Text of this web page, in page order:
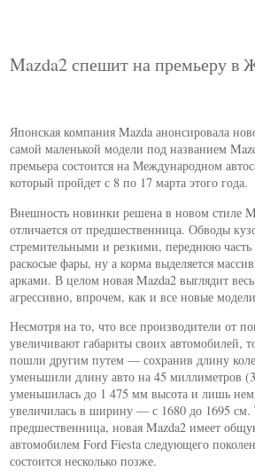
Mazda2 спешит на премьеру в
Японская компания Mazda анонсировала
самой маленькой модели под названием
премьера состоится на Международном
который пройдет с 8 по 17 марта этого года.
Внешность новинки решена в новом стиле
отличается от предшественница. Обводы
стремительными и резкими, переднюю часть
раскосые фары, ну а корма выделяется
арками. В целом новая Mazda2 выглядит
агрессивно, впрочем, как и все новые
Несмотря на то, что все производители от
увеличивают габариты своих автомобилей,
пошли другим путем — сохранив длину
уменьшили длину авто на 45 миллиметров
уменьшилась до 1 475 мм высота и лишь
увеличилась в ширину — с 1680 до 1695 см.
предшественница, новая Mazda2 имеет
автомобилем Ford Fiesta следующего
состоится несколько позже.